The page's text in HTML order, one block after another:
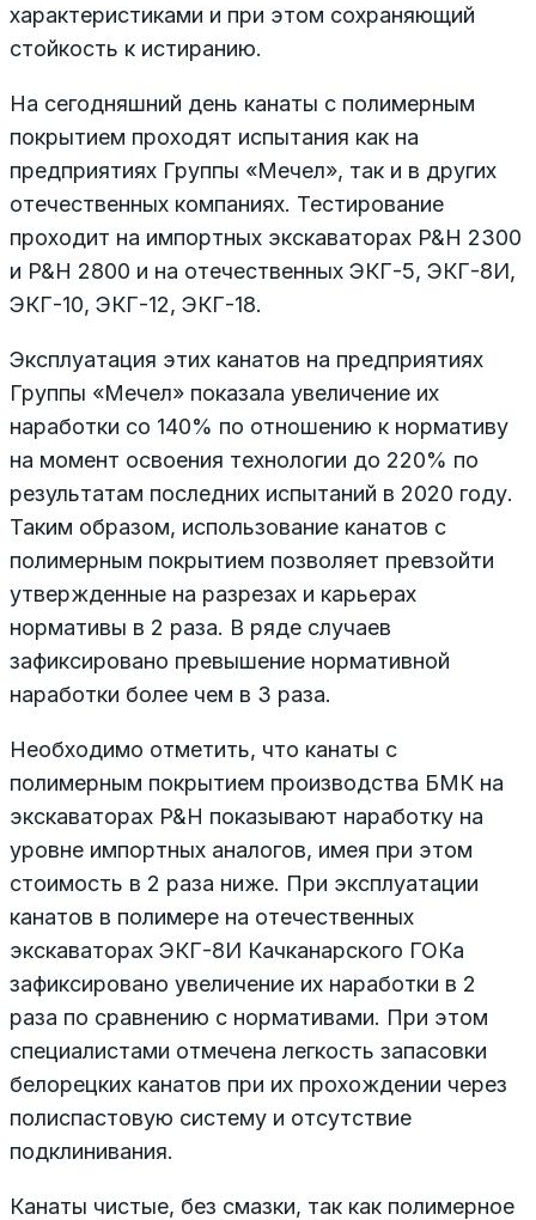
характеристиками и при этом сохраняющий
стойкость к истиранию.
На сегодняшний день канаты с полимерным
покрытием проходят испытания как на
предприятиях Группы «Мечел», так и в других
отечественных компаниях. Тестирование
проходит на импортных экскаваторах P&H 2300
и P&H 2800 и на отечественных ЭКГ-5, ЭКГ-8И,
ЭКГ-10, ЭКГ-12, ЭКГ-18.
Эксплуатация этих канатов на предприятиях
Группы «Мечел» показала увеличение их
наработки со 140% по отношению к нормативу
на момент освоения технологии до 220% по
результатам последних испытаний в 2020 году.
Таким образом, использование канатов с
полимерным покрытием позволяет превзойти
утвержденные на разрезах и карьерах
нормативы в 2 раза. В ряде случаев
зафиксировано превышение нормативной
наработки более чем в 3 раза.
Необходимо отметить, что канаты с
полимерным покрытием производства БМК на
экскаваторах P&H показывают наработку на
уровне импортных аналогов, имея при этом
стоимость в 2 раза ниже. При эксплуатации
канатов в полимере на отечественных
экскаваторах ЭКГ-8И Качканарского ГОКа
зафиксировано увеличение их наработки в 2
раза по сравнению с нормативами. При этом
специалистами отмечена легкость запасовки
белорецких канатов при их прохождении через
полиспастовую систему и отсутствие
подклинивания.
Канаты чистые, без смазки, так как полимерное